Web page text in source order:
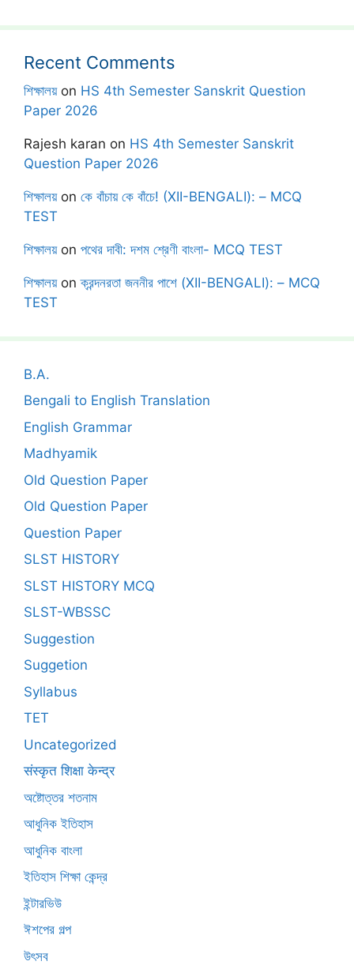
Recent Comments
শিক্ষালয়on HS 4th Semester Sanskrit Question
Paper 2026
Rajesh karan on HS 4th Semester Sanskrit
Question Paper 2026
শিক্ষালয়on কে বাঁচায় কে বাঁচে! (XII-BENGALI): – MCQ
TEST
শিক্ষালয়on পথের দাবী: দশম শ্রেণী বাংলা- MCQ TEST
শিক্ষালয়onক্রন্দনরতা জননীর পাশে (XII-BENGALI): – MCQ
TEST
B.A.
Bengali to English Translation
English Grammar
Madhyamik
Old Question Paper
Old Question Paper
Question Paper
SLST HISTORY
SLST HISTORY MCQ
SLST-WBSSC
Suggestion
Suggetion
Syllabus
TET
Uncategorized
संस्कृत शिक्षा केन्द्र
অষ্টোত্তর শতনাম
আধুনিক ইতিহাস
আধুনিক বাংলা
ইতিহাস শিক্ষা কেন্দ্র
ইন্টারভিউ
ঈশপের গল্প
উৎসব